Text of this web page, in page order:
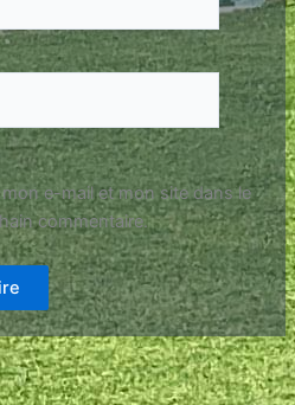
e-mail et mon site dans le
commentaire.